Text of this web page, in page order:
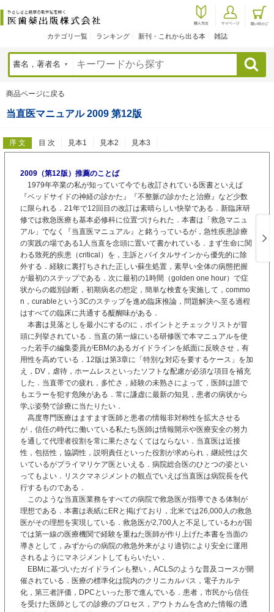
カテゴリ一覧 ランキング 新刊・これから出る本 雑誌
検索
商品ページに戻る
当直医マニュアル 2009 第12版
序 文 目 次 見本1 見本2 見本3
2009（第12版）推薦のことば
1979年卒業の私が知っていて今でも改訂されている医書といえば
『ベッドサイドの神経の診かた』『不整脈の診かたと治療』など少数
に限られる．21年で12回目の改訂は素晴らしい快挙である．新臨床研
修では救急医療も基本必修科に位置づけられた．本書は「救急マニュ
アル」でなく『当直医マニュアル』と銘うっているが，急性疾患診療
の実践の場である1人当直を念頭に置いて書かれている．まず生命に関
わる致死的疾患（critical）を，主訴とバイタルサインから優先的に除
外する．経験に裏打ちされた正しい蘇生処置，素早い全体の病態把握
が最初のステップである．次に最初の1時間（golden one hour）で症
状からの鑑別診断，初期病名の想定，簡単な検査を実施して，commo
n，curableという3Cのステップを進め臨床推論，問題解決へ至る過程
はすべての臨床に共通する醍醐味がある．
本書は見落としを最小にするのに，ポイントとチェックリストが冒
頭に列挙されている．当直の第一線にいる研修医で本マニュアルを使
った若手の編集委員がEBMのあるガイドラインを紙面に反映させ，有
用性を高めている．12版は第3章に「特別な対応を要するケース」を加
え，DV，虐待，ホームレスといったソフトな配慮が必須な項目を補充
した．当直帯での疲れ，多忙さ，経験の未熟さによって，医師は誰で
もエラーを犯す危険がある．常に謙虚に最新の知見，患者の病状から
学ぶ姿勢で診療に当たりたい．
高度専門医療はますます医師と患者の情報非対称性を拡大させる
が，信任の時代に働いている私たち医師は情報開示や医療安全の努力
を通して代理者役割を常に果たさなくてはならない．当直医は近接
性，包括性，協調性，説明責任といった役割が求められ，継続性は欠
いているがプライマリケア医といえる．病院総合医のひとつの姿とい
ってもよい．リスクマネジメントの観点でいえば当直医は病院長を代
行するものである．
このような当直医業務をすべての病院で救急医が指導できる体制が
理想である．本書は表紙にERと掲げており，北米では26,000人の救急
医がその理想を実現している．救急医が2,700人と不足しているわが国
では第一線の医療機関で経験を重ねた医師が作り上げた本書を当面の
導きとして，みずからの病院の救急外来がより適切により安全に運用
されるようにマネジメントしてもらいたい．
EBMに基づいたガイドラインも整い，ACLSのような普及コースが開
催されている．医療の標準化は院内のクリニカルパス，電子カルテ
化，第三者評価，DPCといった形で進んでいる．患者，市民から信任
を受けた医師としての診療のプロセス，アウトカムを含めた情報の透